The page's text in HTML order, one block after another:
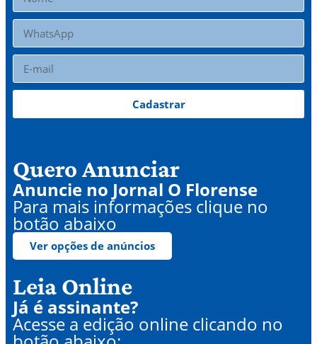
Cadastrar
Quero Anunciar
Anuncie no Jornal O Florense
Para mais informações clique no
botão abaixo
Ver opções de anúncios
Leia Online
Já é assinante?
Acesse a edição online clicando no